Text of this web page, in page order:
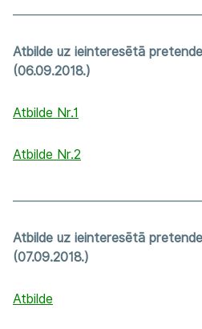
Atbilde uz ieinteresētā
(06.09.2018.)
Atbilde Nr.1
Atbilde Nr.2
Atbilde uz ieinteresētā
(07.09.2018.)
Atbilde